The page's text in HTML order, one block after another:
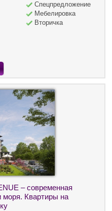
Спецпредложение
Мебелировка
Вторичка
– современная
моря. Квартиры на